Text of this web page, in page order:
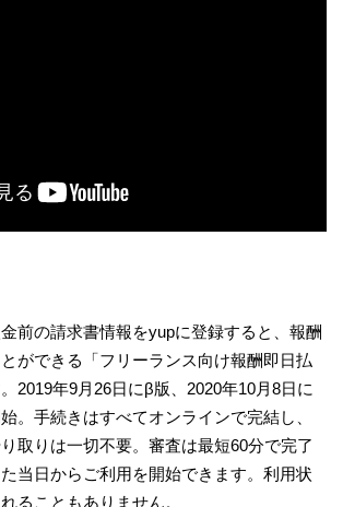
前の請求書情報をyupに登録すると、報酬
ができる「フリーランス向け報酬即日払
2019年9月26日にβ版、2020年10月8日に
。手続きはすべてオンラインで完結し、
取りは一切不要。審査は最短60分で完了
当日からご利用を開始できます。利用状
ることもありません。